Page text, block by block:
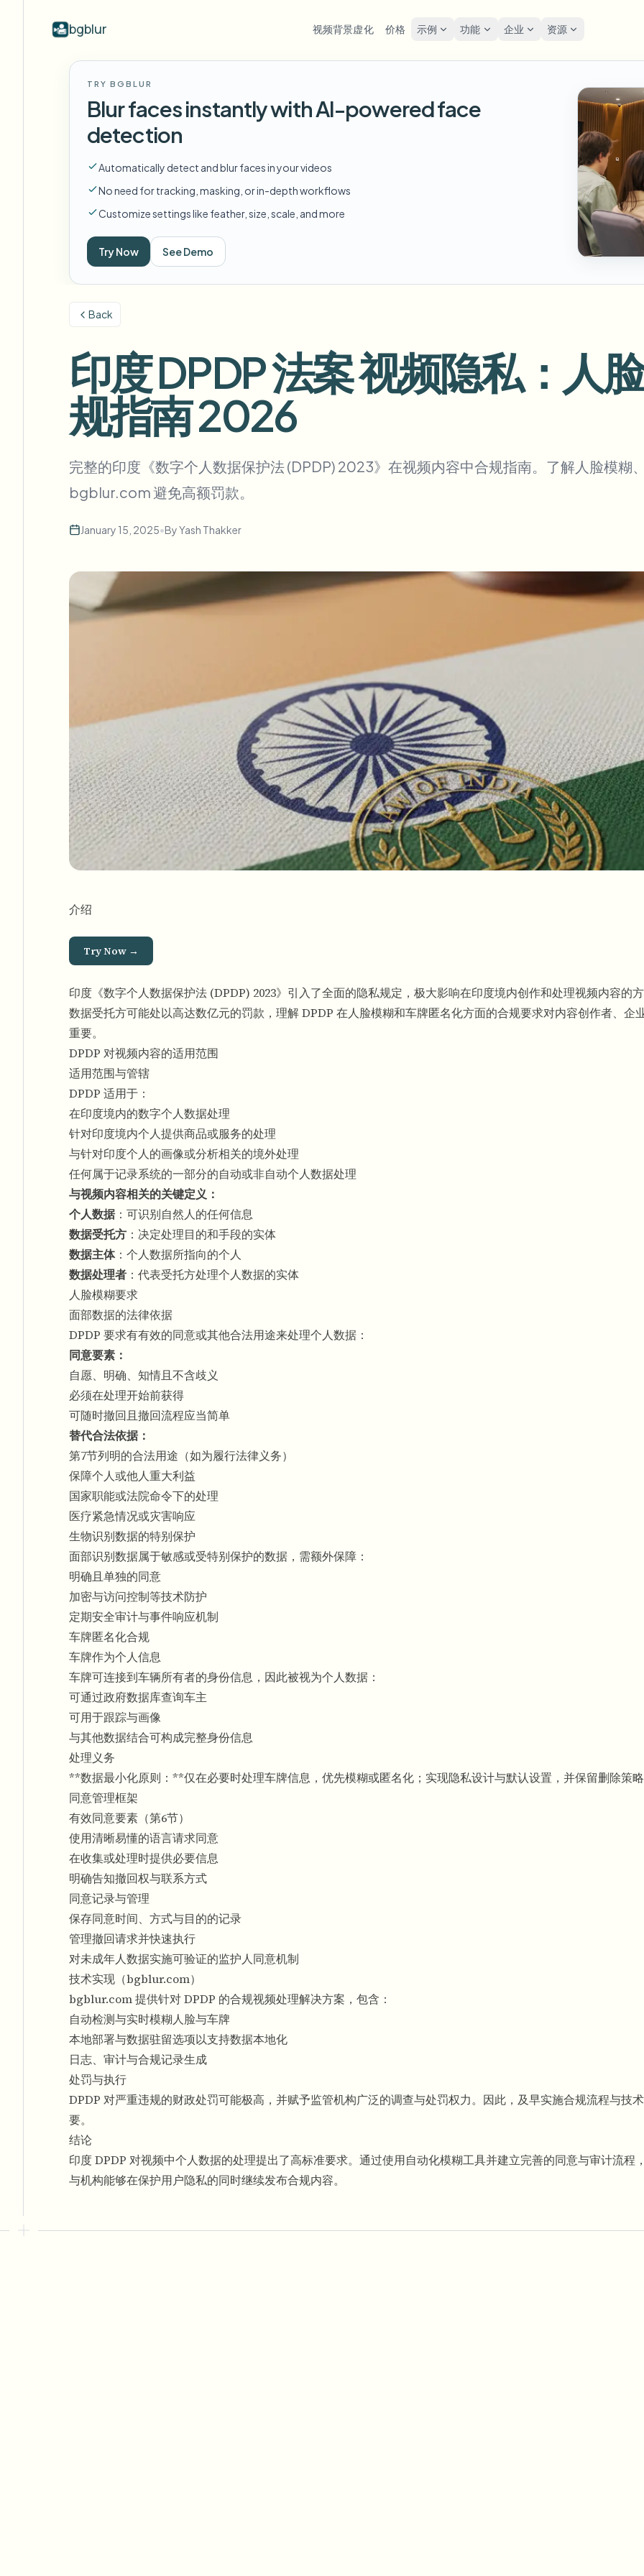
bgblur 视频背景虚化 价格 示例 功能 企业 资源
Hide faces, plates, and backgrounds in
your browser.
Start with a clip
Upload a video and blur in
模糊车牌 FAST
Auto-detect plates
模糊背景
Use a prompt or draw a box
在线模糊照片中的人脸
Blur faces in photos
Team-grade redaction
语音匿名处理器
AI voice masking
Ecosystem
视频智能 BETA
Ask questions and get AI summaries
Vlogger Moto Vlogger Streamer Journalist
按行业
学校与教育
校园摄像头、讲座和地区批量隐私
媒体与娱乐
试映、发布和合规
零售与电商
医疗
诊所和面向患者的视频管理
公共部门
批量人脸匿名化
大批量、保留期和SLA
车队、行车记录仪和停车场大
企业区域、策略和审核
联系表单
与我们洽谈批量、合规和集成需求。
批量处理就绪
生态系统
博客
Answers to common questions
Privacy compliance research reports
Free video and image editing
Browse by workflow or use case
Explore our full product lineup
展示人脸模糊、车牌、背景和选择性
遮蔽的真实视频片段。
浏览完整示例库
模糊人脸
Frame-by-frame face tracking
Dashcam & street footage
模糊背景
屏幕
街头
游戏
TRY BGBLUR
Blur faces instantly with AI-powered face
detection
Automatically detect and blur faces in your videos
No need for tracking, masking, or in-depth workflows
Customize settings like feather, size, scale, and more
Try Now See Demo
Back
印度 DPDP 法案 视频隐私：人
规指南 2026
完整的印度《数字个人数据保护法 (DPDP) 2023》在视频内容中合规指南。了解人脸模糊
bgblur.com 避免高额罚款。
January 15, 2025•ByYash Thakker
介绍
Try Now →
印度《数字个人数据保护法 (DPDP) 2023》引入了全面的隐私规定，极大影响在印度境内创作和处理视频内容的
数据受托方可能处以高达数亿元的罚款，理解 DPDP 在人脸模糊和车牌匿名化方面的合规要求对内容创作者、企
重要。
DPDP 对视频内容的适用范围
适用范围与管辖
DPDP 适用于：
在印度境内的数字个人数据处理
针对印度境内个人提供商品或服务的处理
与针对印度个人的画像或分析相关的境外处理
任何属于记录系统的一部分的自动或非自动个人数据处理
与视频内容相关的关键定义：
个人数据：可识别自然人的任何信息
数据受托方 ：决定处理目的和手段的实体
数据主体：个人数据所指向的个人
数据处理者 ：代表受托方处理个人数据的实体
人脸模糊要求
面部数据的法律依据
DPDP 要求有有效的同意或其他合法用途来处理个人数据：
同意要素：
自愿、明确、知情且不含歧义
必须在处理开始前获得
可随时撤回且撤回流程应当简单
替代合法依据：
第7节列明的合法用途（如为履行法律义务）
保障个人或他人重大利益
国家职能或法院命令下的处理
医疗紧急情况或灾害响应
生物识别数据的特别保护
面部识别数据属于敏感或受特别保护的数据，需额外保障：
明确且单独的同意
加密与访问控制等技术防护
定期安全审计与事件响应机制
车牌匿名化合规
车牌作为个人信息
车牌可连接到车辆所有者的身份信息，因此被视为个人数据：
可通过政府数据库查询车主
可用于跟踪与画像
与其他数据结合可构成完整身份信息
处理义务
**数据最小化原则：**仅在必要时处理车牌信息，优先模糊或匿名化；实现隐私设计与默认设置，并保留删除策
同意管理框架
有效同意要素（第6节）
使用清晰易懂的语言请求同意
在收集或处理时提供必要信息
明确告知撤回权与联系方式
同意记录与管理
保存同意时间、方式与目的的记录
管理撤回请求并快速执行
对未成年人数据实施可验证的监护人同意机制
技术实现（bgblur.com）
bgblur.com 提供针对 DPDP 的合规视频处理解决方案，包含：
自动检测与实时模糊人脸与车牌
本地部署与数据驻留选项以支持数据本地化
日志、审计与合规记录生成
处罚与执行
DPDP 对严重违规的财政处罚可能极高，并赋予监管机构广泛的调查与处罚权力。因此，及早实施合规流程与技
要。
结论
印度 DPDP 对视频中个人数据的处理提出了高标准要求。通过使用自动化模糊工具并建立完善的同意与审计流程
与机构能够在保护用户隐私的同时继续发布合规内容。